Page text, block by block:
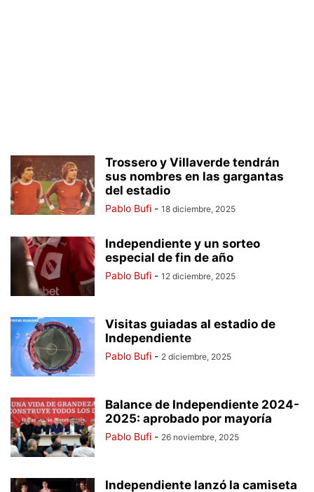
Trossero y Villaverde tendrán
sus nombres en las gargantas
del estadio
Pablo Bufi - 18 diciembre, 2025
Independiente y un sorteo
especial de fin de año
Pablo Bufi - 12 diciembre, 2025
Visitas guiadas al estadio de
Independiente
Pablo Bufi - 2 diciembre, 2025
Balance de Independiente 2024-
2025: aprobado por mayoría
Pablo Bufi - 26 noviembre, 2025
Independiente lanzó la camiseta